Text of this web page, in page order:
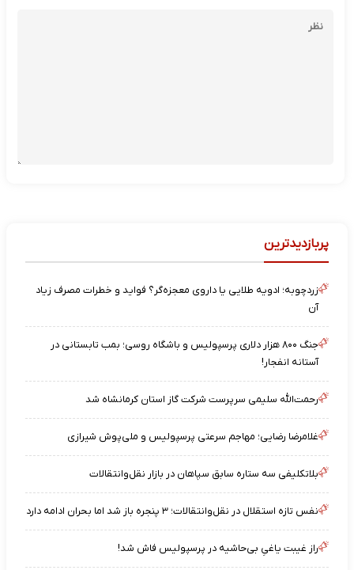
پربازدیدترین
زردچوبه؛ ادویه طلایی یا داروی معجزه‌گر؟ فواید و خطرات مصرف زیاد
آن
جنگ ۸۰۰ هزار دلاری پرسپولیس و باشگاه روسی؛ بمب تابستانی در
آستانه انفجار!
رحمت‌الله سلیمی سرپرست شرکت گاز استان کرمانشاه شد
غلامرضا رضایی؛ مهاجم سرعتی پرسپولیس و ملی‌پوش شیرازی
بلاتکلیفی سه ستاره سابق سپاهان در بازار نقل‌وانتقالات
نفس تازه استقلال در نقل‌وانتقالات؛ ۳ پنجره باز شد اما بحران ادامه دارد
راز غیبت یاغیِ بی‌حاشیه در پرسپولیس فاش شد!